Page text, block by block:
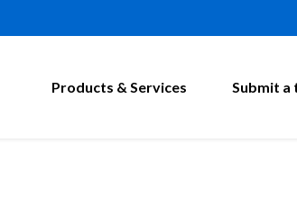
Products & Services Submit a